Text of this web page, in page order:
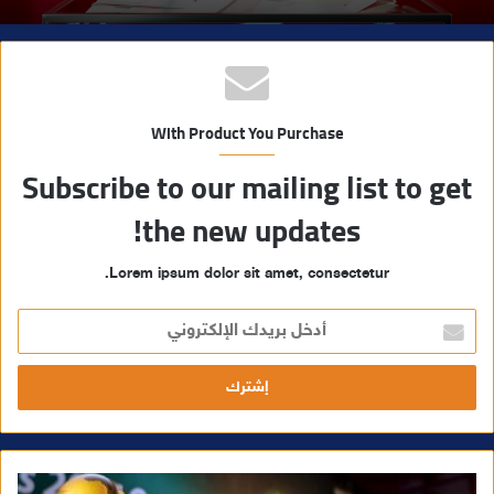
With Product You Purchase
Subscribe to our mailing list to get
the new updates!
Lorem ipsum dolor sit amet, consectetur.
خ
ل
ر
ا